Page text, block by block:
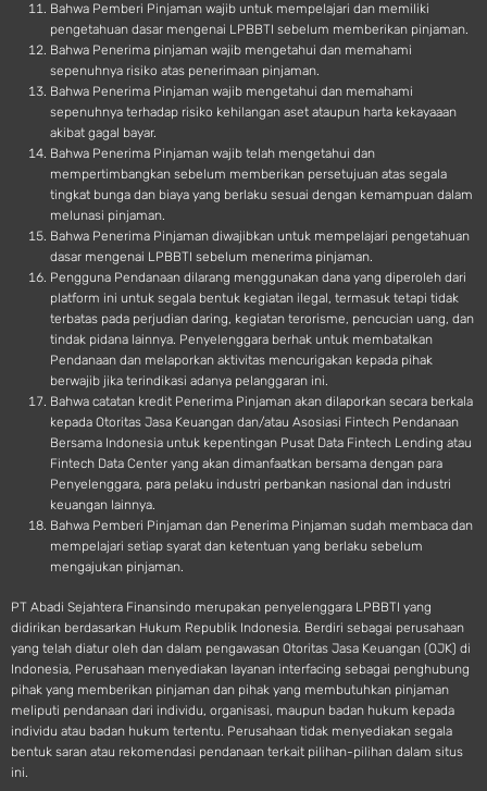
Bahwa Pemberi Pinjaman wajib untuk mempelajari dan memiliki
pengetahuan dasar mengenai LPBBTI sebelum memberikan pinjaman.
Bahwa Penerima pinjaman wajib mengetahui dan memahami
sepenuhnya risiko atas penerimaan pinjaman.
Bahwa Penerima Pinjaman wajib mengetahui dan memahami
sepenuhnya terhadap risiko kehilangan aset ataupun harta kekayaaan
akibat gagal bayar.
Bahwa Penerima Pinjaman wajib telah mengetahui dan
mempertimbangkan sebelum memberikan persetujuan atas segala
tingkat bunga dan biaya yang berlaku sesuai dengan kemampuan dalam
melunasi pinjaman.
Bahwa Penerima Pinjaman diwajibkan untuk mempelajari pengetahuan
dasar mengenai LPBBTI sebelum menerima pinjaman.
Pengguna Pendanaan dilarang menggunakan dana yang diperoleh dari
platform ini untuk segala bentuk kegiatan ilegal, termasuk tetapi tidak
terbatas pada perjudian daring, kegiatan terorisme, pencucian uang, dan
tindak pidana lainnya. Penyelenggara berhak untuk membatalkan
Pendanaan dan melaporkan aktivitas mencurigakan kepada pihak
berwajib jika terindikasi adanya pelanggaran ini.
Bahwa catatan kredit Penerima Pinjaman akan dilaporkan secara berkala
kepada Otoritas Jasa Keuangan dan/atau Asosiasi Fintech Pendanaan
Bersama Indonesia untuk kepentingan Pusat Data Fintech Lending atau
Fintech Data Center yang akan dimanfaatkan bersama dengan para
Penyelenggara, para pelaku industri perbankan nasional dan industri
keuangan lainnya.
Bahwa Pemberi Pinjaman dan Penerima Pinjaman sudah membaca dan
mempelajari setiap syarat dan ketentuan yang berlaku sebelum
mengajukan pinjaman.
PT Abadi Sejahtera Finansindo merupakan penyelenggara LPBBTI yang
didirikan berdasarkan Hukum Republik Indonesia. Berdiri sebagai perusahaan
yang telah diatur oleh dan dalam pengawasan Otoritas Jasa Keuangan (OJK) di
Indonesia, Perusahaan menyediakan layanan interfacing sebagai penghubung
pihak yang memberikan pinjaman dan pihak yang membutuhkan pinjaman
meliputi pendanaan dari individu, organisasi, maupun badan hukum kepada
individu atau badan hukum tertentu. Perusahaan tidak menyediakan segala
bentuk saran atau rekomendasi pendanaan terkait pilihan-pilihan dalam situs
ini.